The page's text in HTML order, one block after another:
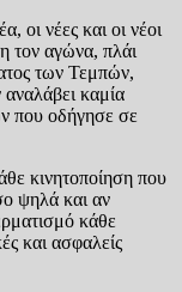
οι νέες και οι νέοι
τον αγώνα, πλάι
των Τεμπών,
καμία
που οδήγησε σε
κινητοποίηση που
ψηλά και αν
κάθε
και ασφαλείς